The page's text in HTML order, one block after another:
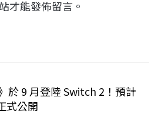
才能發佈留言。
於 9 月登陸 Switch 2！預計
式公開